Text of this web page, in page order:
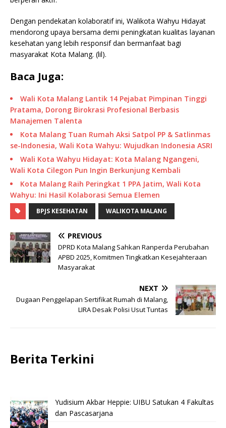
Dengan pendekatan kolaboratif ini, Walikota Wahyu Hidayat
mendorong upaya bersama demi peningkatan kualitas layanan
kesehatan yang lebih responsif dan bermanfaat bagi
masyarakat Kota Malang. (lil).
Baca Juga:
Wali Kota Malang Lantik 14 Pejabat Pimpinan Tinggi
Pratama, Dorong Birokrasi Profesional Berbasis
Manajemen Talenta
Kota Malang Tuan Rumah Aksi Satpol PP & Satlinmas
se-Indonesia, Wali Kota Wahyu: Wujudkan Indonesia ASRI
Wali Kota Wahyu Hidayat: Kota Malang Ngangeni,
Wali Kota Cilegon Pun Ingin Berkunjung Kembali
Kota Malang Raih Peringkat 1 PPA Jatim, Wali Kota
Wahyu: Ini Hasil Kolaborasi Semua Elemen
BPJS KESEHATAN WALIKOTA MALANG
PREVIOUS
DPRD Kota Malang Sahkan Ranperda Perubahan
APBD 2025, Komitmen Tingkatkan Kesejahteraan
Masyarakat
NEXT
Dugaan Penggelapan Sertifikat Rumah di Malang,
LIRA Desak Polisi Usut Tuntas
Berita Terkini
Yudisium Akbar Heppie: UIBU Satukan 4 Fakultas
dan Pascasarjana